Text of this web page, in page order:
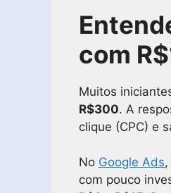
com
Muitos
R$300. A
clique (CPC) e
No Google Ads
com pouco